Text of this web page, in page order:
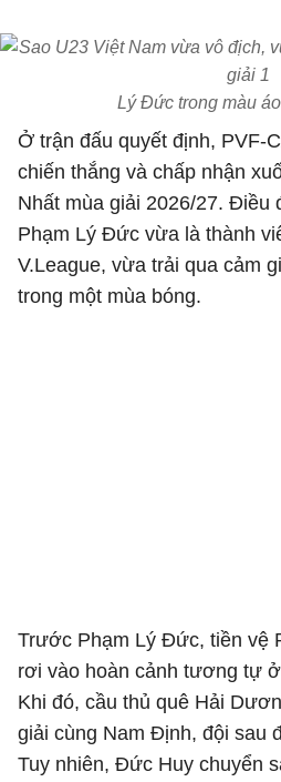
Lý Đức trong màu
Ở trận đấu quyết định, PVF-
chiến thắng và chấp nhận
Nhất mùa giải 2026/27. Điều
Phạm Lý Đức vừa là thành
V.League, vừa trải qua cảm
trong một mùa bóng.
Trước Phạm Lý Đức, tiền vệ
rơi vào hoàn cảnh tương tự
Khi đó, cầu thủ quê Hải
giải cùng Nam Định, đội sau
Tuy nhiên, Đức Huy chuyển